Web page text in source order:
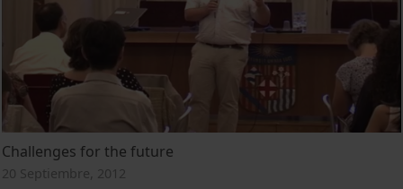
Challenges for the future
20 Septiembre, 2012